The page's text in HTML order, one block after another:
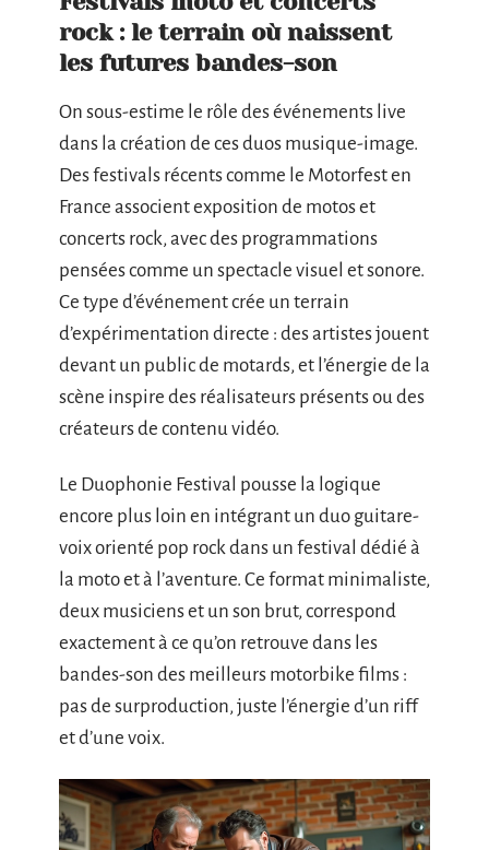
rock : le terrain où naissent
les futures bandes-son
On sous-estime le rôle des événements live
dans la création de ces duos musique-image.
Des festivals récents comme le Motorfest en
France associent exposition de motos et
concerts rock, avec des programmations
pensées comme un spectacle visuel et sonore.
Ce type d’événement crée un terrain
d’expérimentation directe : des artistes jouent
devant un public de motards, et l’énergie de la
scène inspire des réalisateurs présents ou des
créateurs de contenu vidéo.
Le Duophonie Festival pousse la logique
encore plus loin en intégrant un duo guitare-
voix orienté pop rock dans un festival dédié à
la moto et à l’aventure. Ce format minimaliste,
deux musiciens et un son brut, correspond
exactement à ce qu’on retrouve dans les
bandes-son des meilleurs motorbike films :
pas de surproduction, juste l’énergie d’un riff
et d’une voix.